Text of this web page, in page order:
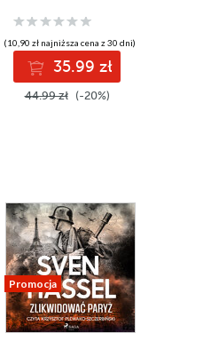
(10,90 zł najniższa cena z 30 dni)
35.99 zł
44.99 zł (-20%)
Promocja